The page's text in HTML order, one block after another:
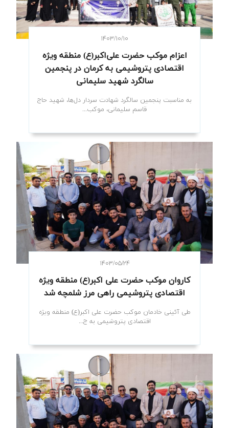
۱۴۰۳/۱۰/۱۰
اعزام موکب حضرت علی‌اکبر(ع) منطقه ویژه
اقتصادی پتروشیمی به کرمان در پنجمین
سالگرد شهید سلیمانی
به مناسبت پنجمین سالگرد شهادت سردار دل‌ها، شهید حاج
قاسم سلیمانی، موکب...
۱۴۰۳/۰۵/۲۴
کاروان موکب حضرت علی اکبر(ع) منطقه ویژه
اقتصادی پتروشیمی راهی مرز شلمچه شد
طی آئینی خادمان موکب حضرت علی اکبر(ع) منطقه ویژه
اقتصادی پتروشیمی به ج...